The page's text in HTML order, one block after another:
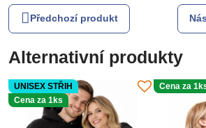
Předchozí produkt
Alternativní produkty
UNISEX STŘIH
Cena za 1ks
Cena za